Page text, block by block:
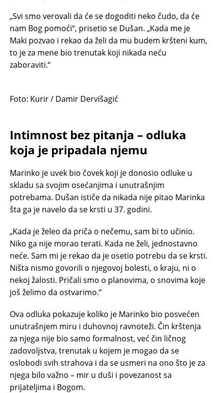
„Svi smo verovali da će se dogoditi neko čudo, da će
nam Bog pomoći“, prisetio se Dušan. „Kada me je
Maki pozvao i rekao da želi da mu budem kršteni kum,
to je za mene bio trenutak koji nikada neću
zaboraviti.“
Foto: Kurir / Damir Dervišagić
Intimnost bez pitanja – odluka
koja je pripadala njemu
Marinko je uvek bio čovek koji je donosio odluke u
skladu sa svojim osećanjima i unutrašnjim
potrebama. Dušan ističe da nikada nije pitao Marinka
šta ga je navelo da se krsti u 37. godini.
„Kada je želeo da priča o nečemu, sam bi to učinio.
Niko ga nije morao terati. Kada ne želi, jednostavno
neće. Sam mi je rekao da je osetio potrebu da se krsti.
Ništa nismo govorili o njegovoj bolesti, o kraju, ni o
nekoj žalosti. Pričali smo o planovima, o snovima koje
još želimo da ostvarimo.“
Ova odluka pokazuje koliko je Marinko bio posvećen
unutrašnjem miru i duhovnoj ravnoteži. Čin krštenja
za njega nije bio samo formalnost, već čin ličnog
zadovoljstva, trenutak u kojem je mogao da se
oslobodi svih strahova i da se usmeri na ono što je za
njega bilo važno – mir u duši i povezanost sa
prijateljima i Bogom.